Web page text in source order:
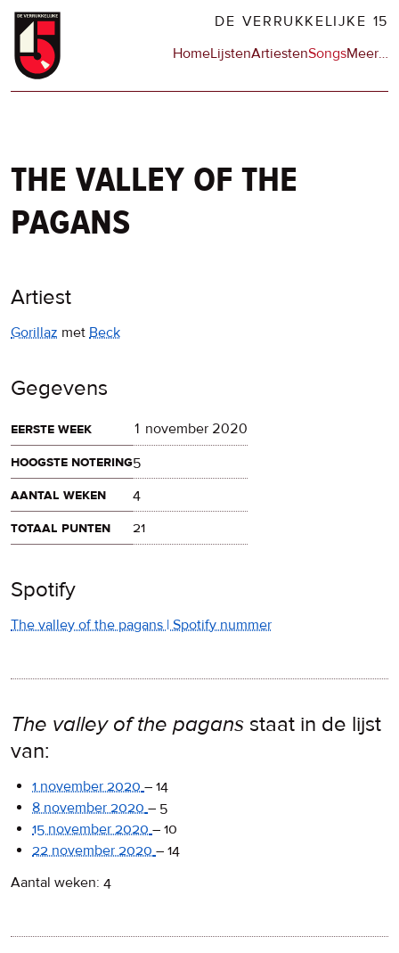
Overslaan
naar
DE VERRUKKELIJKE 15
Hoofdnavigatie
HomeLijstenArtiestenSongsMeerop
…
the valley of the
pagans
Artiest
Gorillaz met Beck
Gegevens
eerste week
1 november 2020
hoogste notering5
aantal weken
4
totaal punten
21
Spotify
The valley of the pagans | Spotify nummer
The valley of the pagans staat in de lijst
van:
1 november 2020 – 14
8 november 2020 – 5
15 november 2020 – 10
22 november 2020 – 14
Aantal weken: 4